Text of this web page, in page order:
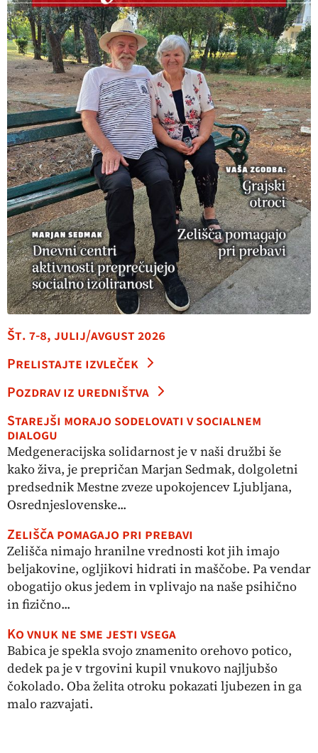
Št. 7-8, julij/avgust 2026
Prelistajte izvleček
Pozdrav iz uredništva
Starejši morajo sodelovati v socialnem
dialogu
Medgeneracijska solidarnost je v naši družbi še
kako živa, je prepričan Marjan Sedmak, dolgoletni
predsednik Mestne zveze upokojencev Ljubljana,
Osrednjeslovenske...
Zelišča pomagajo pri prebavi
Zelišča nimajo hranilne vrednosti kot jih imajo
beljakovine, ogljikovi hidrati in maščobe. Pa vendar
obogatijo okus jedem in vplivajo na naše psihično
in fizično...
Ko vnuk ne sme jesti vsega
Babica je spekla svojo znamenito orehovo potico,
dedek pa je v trgovini kupil vnukovo najljubšo
čokolado. Oba želita otroku pokazati ljubezen in ga
malo razvajati.